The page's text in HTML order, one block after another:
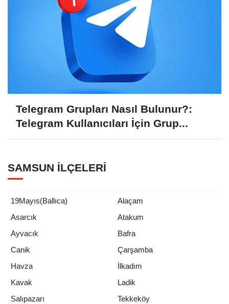
Telegram Grupları Nasıl Bulunur?:
Telegram Kullanıcıları İçin Grup...
SAMSUN İLÇELERI
19Mayıs(Ballıca)
Alaçam
Asarcık
Atakum
Ayvacık
Bafra
Canik
Çarşamba
Havza
İlkadım
Kavak
Ladik
Salıpazarı
Tekkeköy